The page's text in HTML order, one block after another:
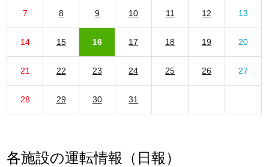
7 8 9 10 11 12 13
14 15 16 17 18 19 20
21 22 23 24 25 26 27
28 29 30 31
各施設の運転情報（日報）